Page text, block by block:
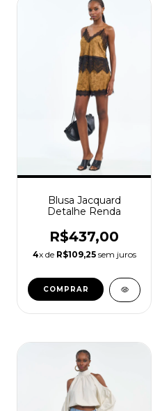
Blusa Jacquard
Detalhe Renda
R$437,00
4x de R$109,25sem juros
COMPRAR